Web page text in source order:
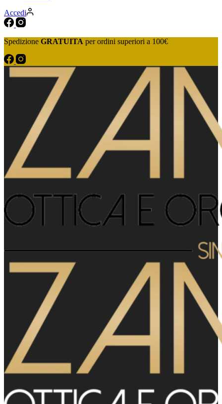
Accedi
Spedizione GRATUITA per ordini superiori a 100€